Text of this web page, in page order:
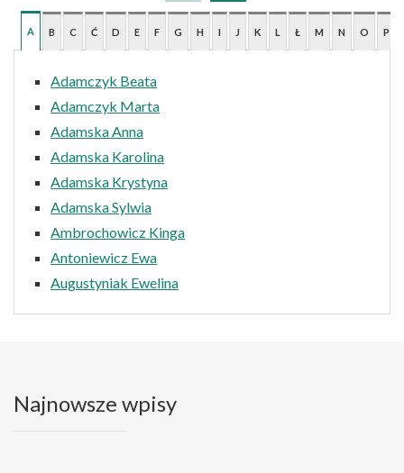
A B C Ć D E F G H I J K L Ł M N O P
Adamczyk Beata
Adamczyk Marta
Adamska Anna
Adamska Karolina
Adamska Krystyna
Adamska Sylwia
Ambrochowicz Kinga
Antoniewicz Ewa
Augustyniak Ewelina
Najnowsze wpisy